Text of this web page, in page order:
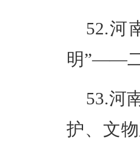
52.河
明”——二
53.河
护、文